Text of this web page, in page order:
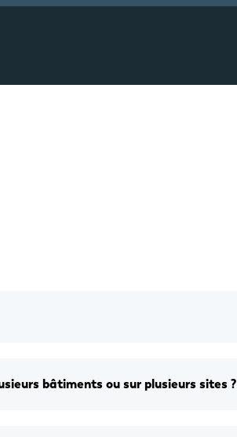
bâtiments ou sur plusieurs sites ?